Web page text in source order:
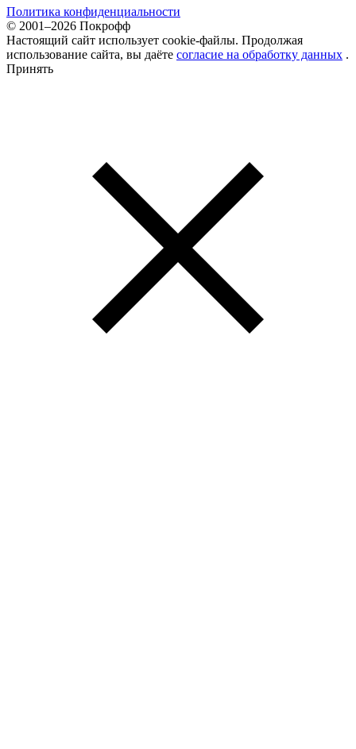
Политика конфиденциальности
© 2001–2026 Покрофф
Настоящий сайт использует cookie-файлы. Продолжая
использование сайта, вы даёте согласие на обработку данных .
Принять